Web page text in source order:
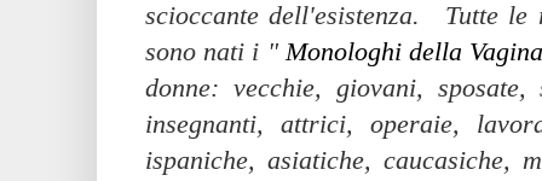
scioccante dell'esistenza. Tutte
sono nati i " Monologhi della
donne: vecchie, giovani,
insegnanti, attrici, operaie,
ispaniche, asiatiche, caucasiche,